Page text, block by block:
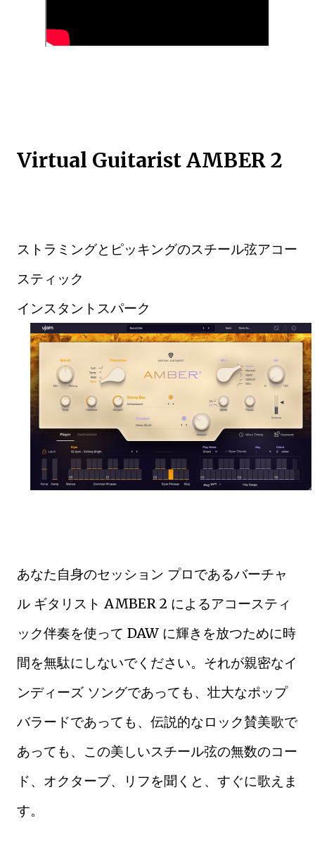
Virtual Guitarist AMBER 2
ストラミングとピッキングのスチール弦アコー
スティック
インスタントスパーク
あなた自身のセッション プロであるバーチャ
ル ギタリスト AMBER 2 によるアコースティ
ック伴奏を使って DAW に輝きを放つために時
間を無駄にしないでください。それが親密なイ
ンディーズ ソングであっても、壮大なポップ
バラードであっても、伝説的なロック賛美歌で
あっても、この美しいスチール弦の無数のコー
ド、オクターブ、リフを聞くと、すぐに歌えま
す。